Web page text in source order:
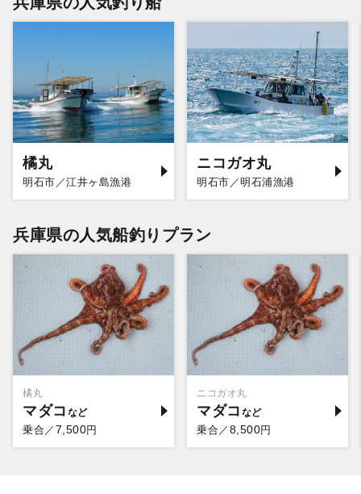
橘丸
明石市／江井ヶ島漁港
ニコガオ丸
明石市／明石浦漁港
兵庫県の人気船釣りプラン
橘丸
マダコ
乗合／ 7,500円
ニコガオ丸
マダコ
乗合／ 8,500円